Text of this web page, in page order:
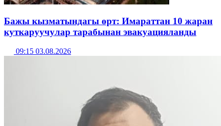
Бажы кызматындагы өрт: Имараттан 10 жаран
куткаруучулар тарабынан эвакуацияланды
09:15 03.08.2026